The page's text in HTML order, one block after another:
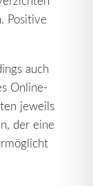
Positive
auch
Online-
jeweils
der eine